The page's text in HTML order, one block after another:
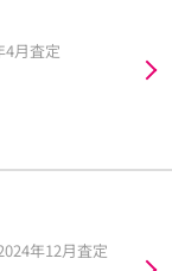
月査定
年12月査定